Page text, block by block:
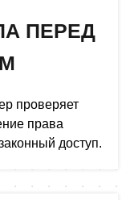
ПЕРЕД
проверяет
права
доступ.